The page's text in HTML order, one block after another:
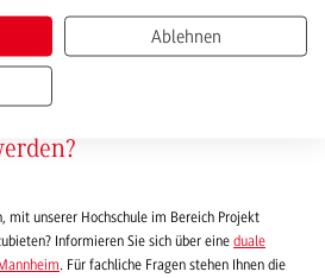
1 2 3 Nächste
mit unserer Hochschule im Bereich Projekt
Informieren Sie sich über eine duale
. Für fachliche Fragen stehen Ihnen die
Ablehnen